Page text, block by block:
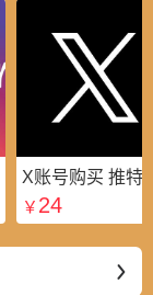
￥ 24